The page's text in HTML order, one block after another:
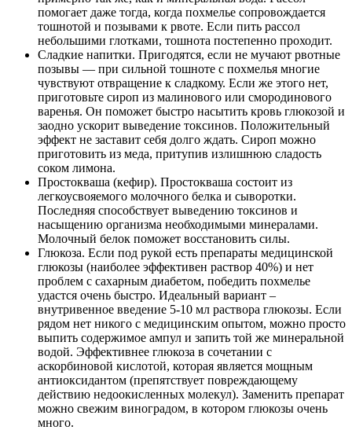
помогает даже тогда, когда похмелье сопровождается
тошнотой и позывами к рвоте. Если пить рассол
небольшими глотками, тошнота постепенно проходит.
Сладкие напитки. Пригодятся, если не мучают рвотные
позывы — при сильной тошноте с похмелья многие
чувствуют отвращение к сладкому. Если же этого нет,
приготовьте сироп из малинового или смородинового
варенья. Он поможет быстро насытить кровь глюкозой и
заодно ускорит выведение токсинов. Положительный
эффект не заставит себя долго ждать. Сироп можно
приготовить из меда, притупив излишнюю сладость
соком лимона.
Простокваша (кефир). Простокваша состоит из
легкоусвояемого молочного белка и сыворотки.
Последняя способствует выведению токсинов и
насыщению организма необходимыми минералами.
Молочный белок поможет восстановить силы.
Глюкоза. Если под рукой есть препараты медицинской
глюкозы (наиболее эффективен раствор 40%) и нет
проблем с сахарным диабетом, победить похмелье
удастся очень быстро. Идеальный вариант –
внутривенное введение 5-10 мл раствора глюкозы. Если
рядом нет никого с медицинским опытом, можно просто
выпить содержимое ампул и запить той же минеральной
водой. Эффективнее глюкоза в сочетании с
аскорбиновой кислотой, которая является мощным
антиоксидантом (препятствует повреждающему
действию недоокисленных молекул). Заменить препарат
можно свежим виноградом, в котором глюкозы очень
много.